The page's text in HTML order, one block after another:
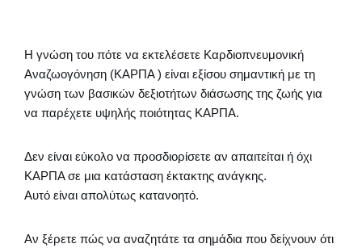
Η γνώση του πότε να εκτελέσετε Καρδιοπνευμονική
Αναζωογόνηση (ΚΑΡΠΑ ) είναι εξίσου σημαντική με τη
γνώση των βασικών δεξιοτήτων διάσωσης της ζωής για
να παρέχετε υψηλής ποιότητας ΚΑΡΠΑ.
Δεν είναι εύκολο να προσδιορίσετε αν απαιτείται ή όχι
ΚΑΡΠΑ σε μια κατάσταση έκτακτης ανάγκης.
Αυτό είναι απολύτως κατανοητό.
Αν ξέρετε πώς να αναζητάτε τα σημάδια που δείχνουν ότι